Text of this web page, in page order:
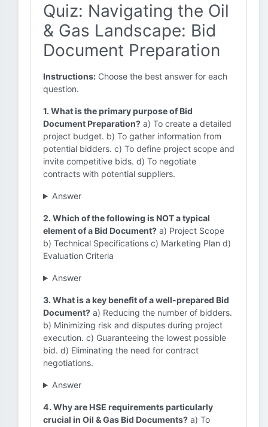
Quiz: Navigating the Oil
& Gas Landscape: Bid
Document Preparation
Instructions: Choose the best answer for each
question.
1. What is the primary purpose of Bid
Document Preparation? a) To create a detailed
project budget. b) To gather information from
potential bidders. c) To define project scope and
invite competitive bids. d) To negotiate
contracts with potential suppliers.
Answer
2. Which of the following is NOT a typical
element of a Bid Document? a) Project Scope
b) Technical Specifications c) Marketing Plan d)
Evaluation Criteria
Answer
3. What is a key benefit of a well-prepared Bid
Document? a) Reducing the number of bidders.
b) Minimizing risk and disputes during project
execution. c) Guaranteeing the lowest possible
bid. d) Eliminating the need for contract
negotiations.
Answer
4. Why are HSE requirements particularly
crucial in Oil & Gas Bid Documents? a) To